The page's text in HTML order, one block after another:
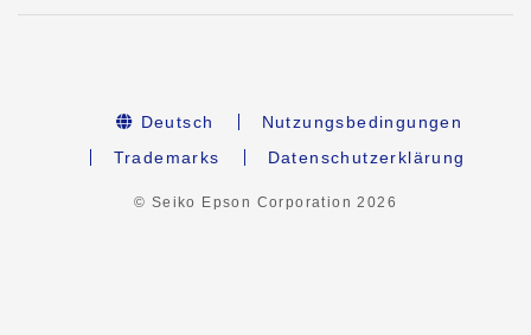
Deutsch
Nutzungsbedingungen
Trademarks
Datenschutzerklärung
© Seiko Epson Corporation2026